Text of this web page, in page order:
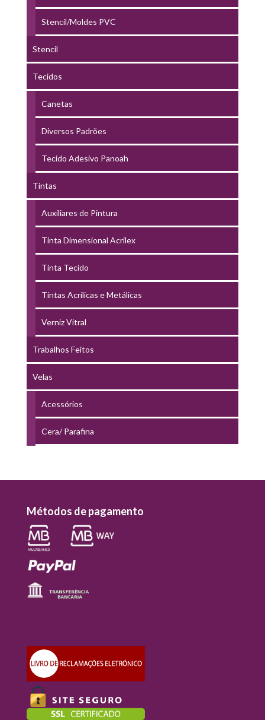
Stencil/Moldes PVC
Stencil
Tecidos
Canetas
Diversos Padrões
Tecido Adesivo Panoah
Tintas
Auxiliares de Pintura
Tinta Dimensional Acrilex
Tinta Tecido
Tintas Acrílicas e Metálicas
Verniz Vitral
Trabalhos Feitos
Velas
Acessórios
Cera/ Parafina
Métodos de pagamento